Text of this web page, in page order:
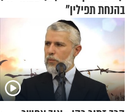
בהנחת תפילין"